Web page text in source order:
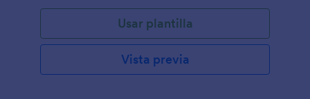
Usar plantilla
Vista previa